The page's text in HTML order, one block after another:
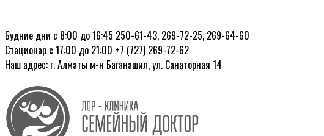
Будние дни с 8:00 до 16:45 250-61-43, 269-72-25, 269-64-60
Стационар с 17:00 до 21:00 +7 (727) 269-72-62
Наш адрес: г. Алматы м-н Баганашил, ул. Санаторная 14